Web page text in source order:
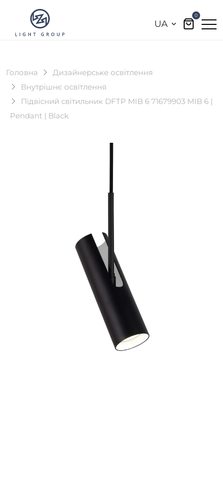
UA
0
Головна
Дизайнерське освітлення
Внутрішнє освітлення
Підвісний світильник DFTP MIB 6 71679903 MIB 6 |
Pendant | Black